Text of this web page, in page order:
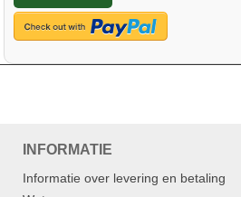
INFORMATIE
Informatie over levering en betaling